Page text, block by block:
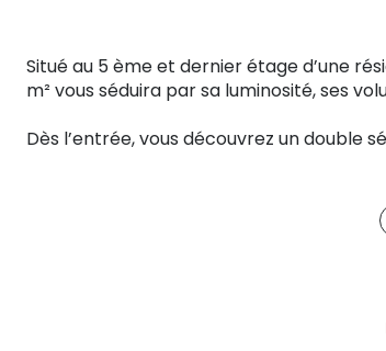
Situé au 5 ème et dernier étage d’une
m² vous séduira par sa luminosité, ses
Dès l’entrée, vous découvrez un double
cuisine, indépendante, permet de
famille ou pour aménager un bureau et